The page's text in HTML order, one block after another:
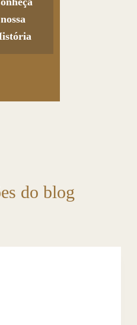
nossa
do blog